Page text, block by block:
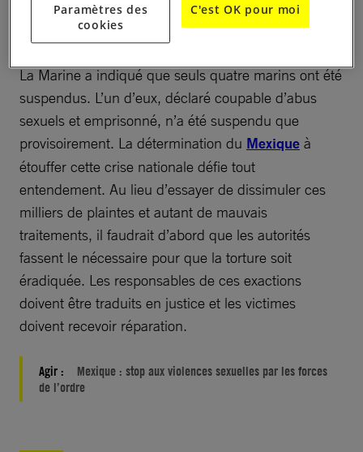
informé par écrit qu’aucun soldat n’a été suspendu
pour viol ou violences sexuelles entre 2010 et 2015.
La Marine a indiqué que seuls quatre marins ont été
suspendus. L’un d’eux, déclaré coupable d’abus
sexuels et emprisonné, n’a été suspendu que
provisoirement. La détermination du Mexique à
étouffer cette crise nationale défie tout
entendement. Au lieu d’essayer de dissimuler ces
milliers de plaintes et autant de mauvais
traitements, il faudrait d’abord que les autorités
fassent le nécessaire pour que la torture soit
éradiquée. Les responsables de ces exactions
doivent être traduits en justice et les victimes
doivent recevoir réparation.
Agir :
Mexique : stop aux violences sexuelles par les forces
de l’ordre
Paramètres des
cookies
C'est OK pour moi